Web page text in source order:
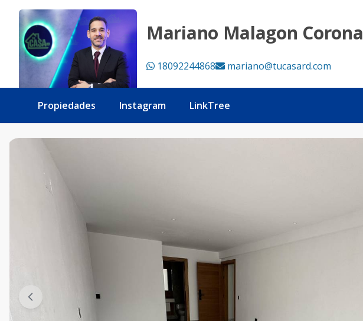
Mariano Malagon Corona
18092244868 mariano@tucasard.com
Propiedades Instagram LinkTree
Con jacuzzi 2da con terraza 2 habitaciones - Tu Casa RD